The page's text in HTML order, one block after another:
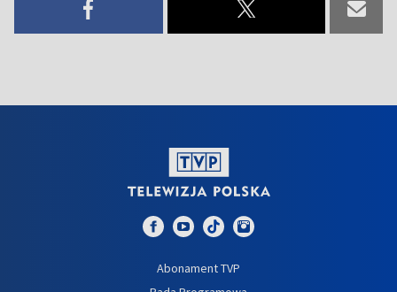
Abonament TVP